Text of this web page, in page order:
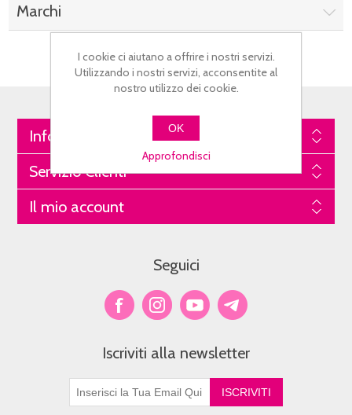
Marchi
Informazioni
Servizio Clienti
Il mio account
Seguici
Iscriviti alla newsletter
I cookie ci aiutano a offrire i nostri servizi.
Utilizzando i nostri servizi, acconsentite al
nostro utilizzo dei cookie.
OK
Approfondisci